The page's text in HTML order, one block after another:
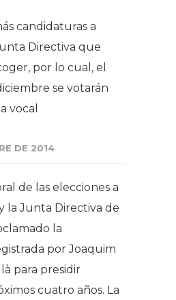
candidaturas a
Directiva que
por lo cual, el
se votarán
vocal
DE 2014
de las elecciones a
la Junta Directiva de
la
por Joaquim
para presidir
cuatro años. La